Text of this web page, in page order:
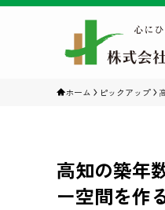
ホーム ピックアップ
高知の築年
ー空間を作